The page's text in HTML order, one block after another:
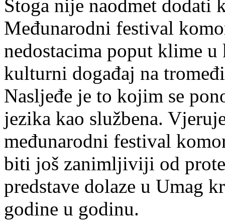
Stoga nije naodmet dodati
Međunarodni festival
nedostacima poput klime
kulturni događaj na
Nasljeđe je to kojim se
jezika kao službena.
međunarodni festival
biti još zanimljiviji od
predstave dolaze u Umag
godine u godinu.